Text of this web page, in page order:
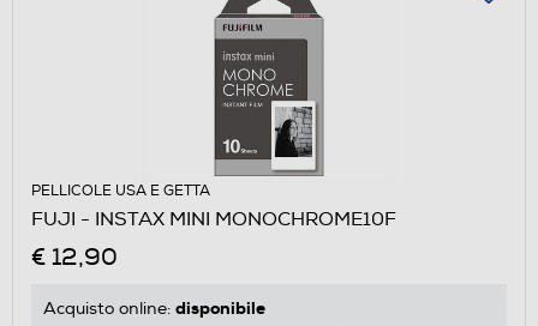
PELLICOLE USA E GETTA
FUJI - INSTAX MINI MONOCHROME10F
€ 12,90
Acquisto online: disponibile